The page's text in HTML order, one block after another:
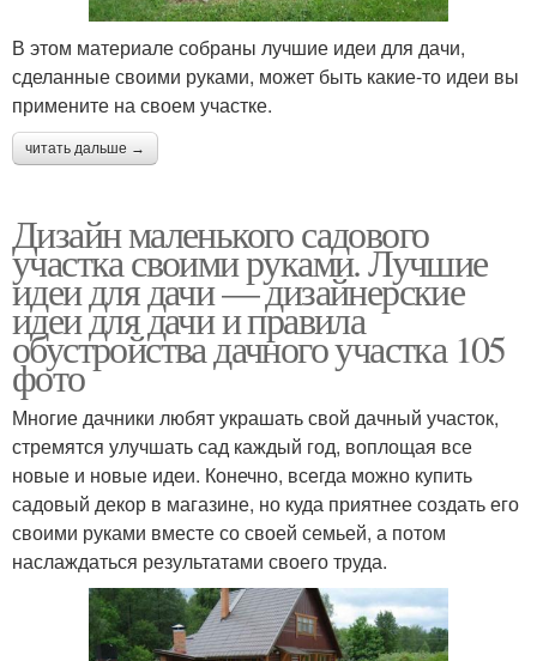
В этом материале собраны лучшие идеи для дачи,
сделанные своими руками, может быть какие-то идеи вы
примените на своем участке.
читать дальше →
Дизайн маленького садового
участка своими руками. Лучшие
идеи для дачи — дизайнерские
идеи для дачи и правила
обустройства дачного участка 105
фото
Многие дачники любят украшать свой дачный участок,
стремятся улучшать сад каждый год, воплощая все
новые и новые идеи. Конечно, всегда можно купить
садовый декор в магазине, но куда приятнее создать его
своими руками вместе со своей семьей, а потом
наслаждаться результатами своего труда.